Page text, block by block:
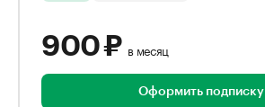
900 ₽ в месяц
Оформить подписку